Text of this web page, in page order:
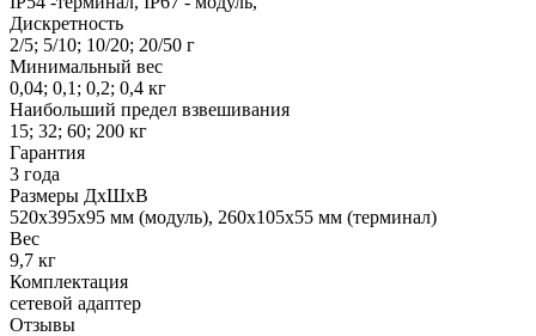
Дискретность
2/5; 5/10; 10/20; 20/50 г
Минимальный вес
0,04; 0,1; 0,2; 0,4 кг
Наибольший предел взвешивания
15; 32; 60; 200 кг
Гарантия
3 года
Размеры ДхШхВ
520x395х95 мм (модуль), 260х105х55 мм (терминал)
Вес
9,7 кг
Комплектация
сетевой адаптер
Отзывы